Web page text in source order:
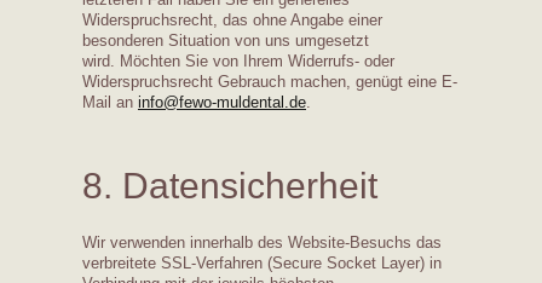
Widerspruchsrecht, das ohne Angabe einer
besonderen Situation von uns umgesetzt
wird. Möchten Sie von Ihrem Widerrufs- oder
Widerspruchsrecht Gebrauch machen, genügt eine E-
Mail an info@fewo-muldental.de
8. Datensicherheit
Wir verwenden innerhalb des Website-Besuchs das
verbreitete SSL-Verfahren (Secure Socket Layer) in